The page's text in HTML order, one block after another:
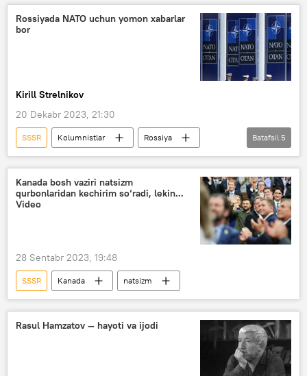
Rossiyada NATO uchun yomon xabarlar
bor
Kirill Strelnikov
20 Dekabr 2023, 21:30
SSSR Kolumnistlar
Rossiya
AQSh
Sergey Shoygu
Yens Stoltenberg
Vladimir Putin
NATO
Batafsil 5
Kanada bosh vaziri natsizm
qurbonlaridan kechirim so‘radi, lekin...
Video
28 Sentabr 2023, 19:48
SSSR Kanada natsizm
Rasul Hamzatov — hayoti va ijodi